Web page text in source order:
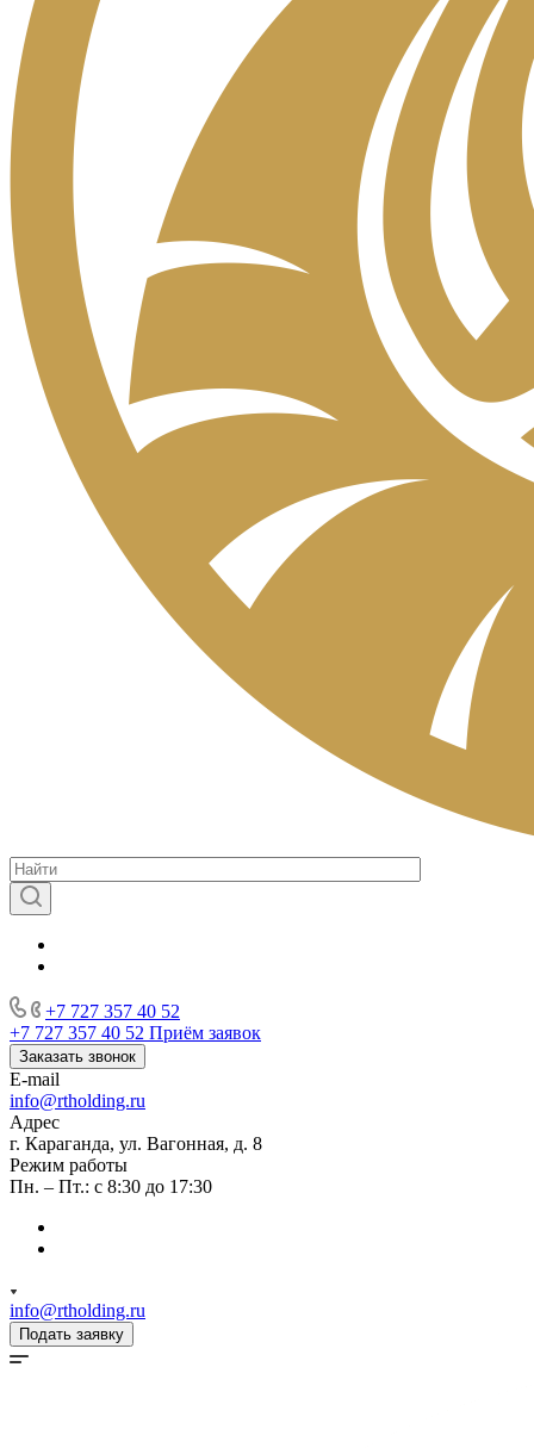
+7 727 357 40 52
+7 727 357 40 52 Приём заявок
Заказать звонок
E-mail
info@rtholding.ru
Адрес
г. Караганда, ул. Вагонная, д. 8
Режим работы
Пн. – Пт.: с 8:30 до 17:30
info@rtholding.ru
Подать заявку